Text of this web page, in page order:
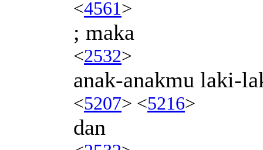
<4561>
; maka
<2532>
anak-anakmu laki-
<5207> <5216>
dan